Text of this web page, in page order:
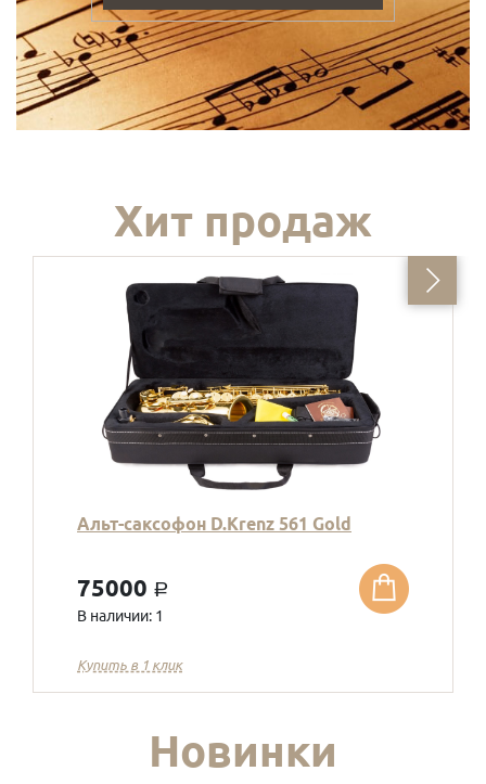
Хит продаж
Альт-саксофон D.Krenz 561 Gold
75000 a
В наличии: 1
Купить в 1 клик
Новинки